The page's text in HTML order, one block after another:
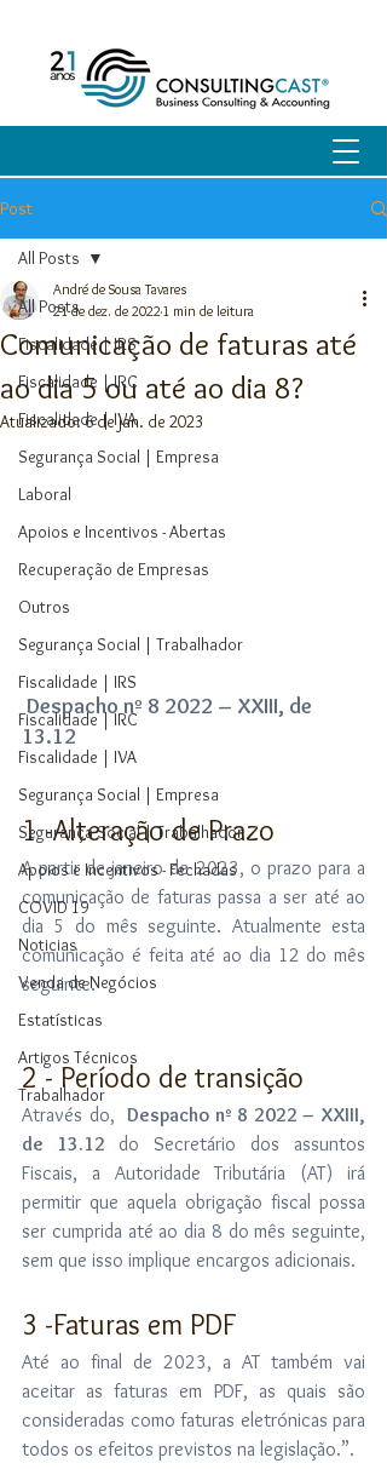
Post
All Posts
Fiscalidade | IRS
Fiscalidade | IRC
Fiscalidade | IVA
Segurança Social | Empresa
Laboral
Apoios e Incentivos - Abertas
Recuperação de Empresas
Outros
Segurança Social | Trabalhador
Fiscalidade | IRS
Fiscalidade | IRC
Fiscalidade | IVA
Segurança Social | Empresa
Segurança Social | Trabalhador
Apoios e Incentivos - Fechadas
COVID 19
Noticias
Venda de Negócios
Estatísticas
Artigos Técnicos
Trabalhador
All Posts
Comunicação de faturas até
ao dia 5 ou até ao dia 8?
André de Sousa Tavares
21 de dez. de 20221 min de leitura
Atualizado:6 de jan. de 2023
13.12
1 -Alteração de Prazo
A partir de janeiro de 2023, o prazo para a
comunicação de faturas passa a ser até ao
dia 5 do mês seguinte. Atualmente esta
comunicação é feita até ao dia 12 do mês
seguinte.
2 - Período de transição
Através do, Despacho nº 8 2022 – XXIII,
de 13.12
do Secretário dos assuntos
Fiscais, a Autoridade Tributária (AT) irá
permitir que aquela obrigação fiscal possa
ser cumprida até ao dia 8 do mês seguinte,
sem que isso implique encargos adicionais.
3 -Faturas em PDF
Até ao final de 2023, a AT também vai
aceitar as faturas em PDF, as quais são
consideradas como faturas eletrónicas para
todos os efeitos previstos na legislação.”.